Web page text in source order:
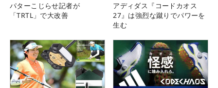
パターこじらせ記者が
「TRTL」で大改善
アディダス『コードカオス
27』は強烈な蹴りでパワーを
生む